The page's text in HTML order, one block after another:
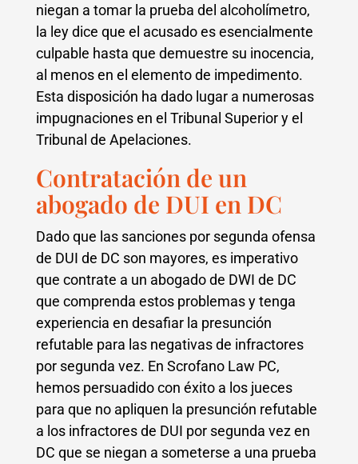
niegan a tomar la prueba del alcoholímetro,
la ley dice que el acusado es esencialmente
culpable hasta que demuestre su inocencia,
al menos en el elemento de impedimento.
Esta disposición ha dado lugar a numerosas
impugnaciones en el Tribunal Superior y el
Tribunal de Apelaciones.
Contratación de un
abogado de DUI en DC
Dado que las sanciones por segunda ofensa
de DUI de DC son mayores, es imperativo
que contrate a un abogado de DWI de DC
que comprenda estos problemas y tenga
experiencia en desafiar la presunción
refutable para las negativas de infractores
por segunda vez. En Scrofano Law PC,
hemos persuadido con éxito a los jueces
para que no apliquen la presunción refutable
a los infractores de DUI por segunda vez en
DC que se niegan a someterse a una prueba